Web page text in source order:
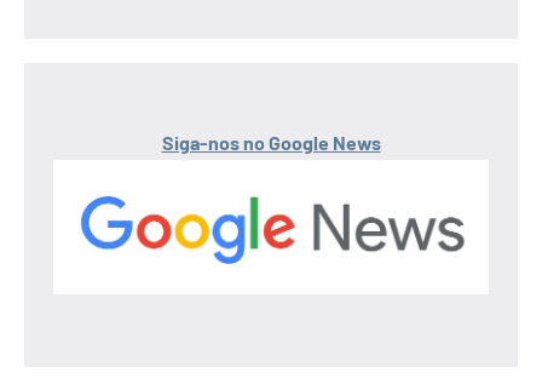
Siga-nos no Google News